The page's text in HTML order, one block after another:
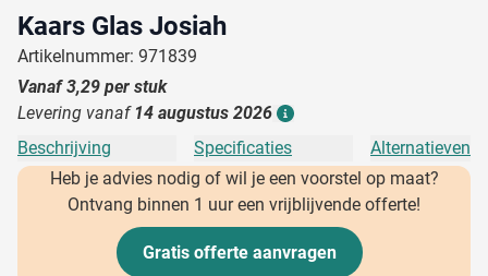
Kaars Glas Josiah
Artikelnummer: 971839
Vanaf3,29 per stuk
Levering vanaf 14 augustus 2026
Beschrijving Specificaties
Alternatieven
Heb je advies nodig of wil je een voorstel op maat?
Ontvang binnen 1 uur een vrijblijvende offerte!
Gratis offerte aanvragen